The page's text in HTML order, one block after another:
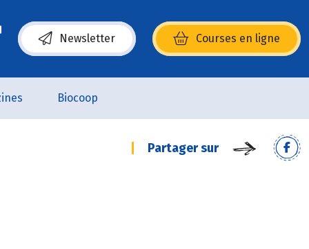
Newsletter Courses en ligne
(s’ouvre dans une nouvelle fenêtre)
Biocoop
Partager sur